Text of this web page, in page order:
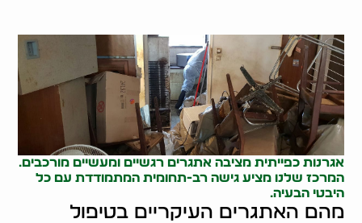
אגרנות כפייתית מציבה אתגרים רגשיים ומעשיים מורכבים.
המרכז שלנו מציע גישה רב-תחומית המתמודדת עם כל
היבטי הבעיה.
מהם האתגרים העיקריים בטיפול